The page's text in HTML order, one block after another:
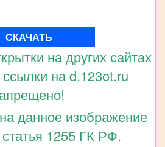
СКАЧАТЬ
на других сайтах
на d.123ot.ru
данное изображение
1255 ГК РФ.